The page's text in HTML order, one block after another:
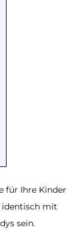
für Ihre Kinder
identisch mit
sein.